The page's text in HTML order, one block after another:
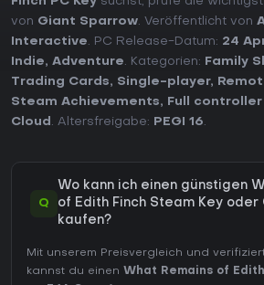
von Giant Sparrow. Veröffentlicht von
Interactive. PC Release-Datum: 24
Indie, Adventure. Kategorien: Family
Trading Cards, Single-player,
Steam Achievements, Full
Cloud . Altersfreigabe: PEGI 16.
Q
Wo kann ich einen günstigen
of Edith Finch Steam Key oder
kaufen?
Mit unserem Preisvergleich und
kannst du einen What Remains of